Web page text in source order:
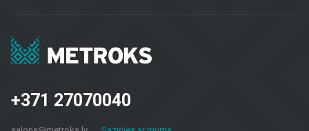
praktilised kui ka visuaalselt atraktiivsed.
Põrandakatted: Laminaat, vinüülkatted, parkett ja keraamilised
Terrassikatted: Meie valikus on materjalid, mis sobivad väliterrassidele,
+371 27070040